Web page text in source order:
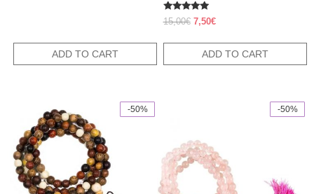
ADD TO CART
Rated
5.00
15,00€ Original
15,00€.
7,50€Current
7,50€.
ADD TO CART
-50% -50%